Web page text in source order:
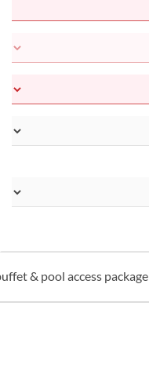
& pool access package